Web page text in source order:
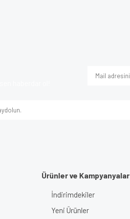
olmalı.
Ürünler ve Kampyanyalar
İndirimdekiler
Yeni Ürünler